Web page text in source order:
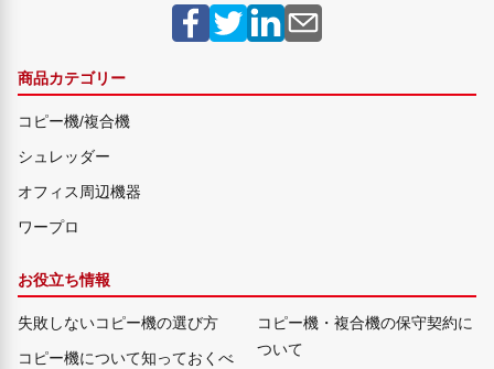
商品カテゴリー
コピー機/複合機
シュレッダー
オフィス周辺機器
ワープロ
お役立ち情報
失敗しないコピー機の選び方
コピー機について知っておくべ
コピー機・複合機の保守契約に
ついて